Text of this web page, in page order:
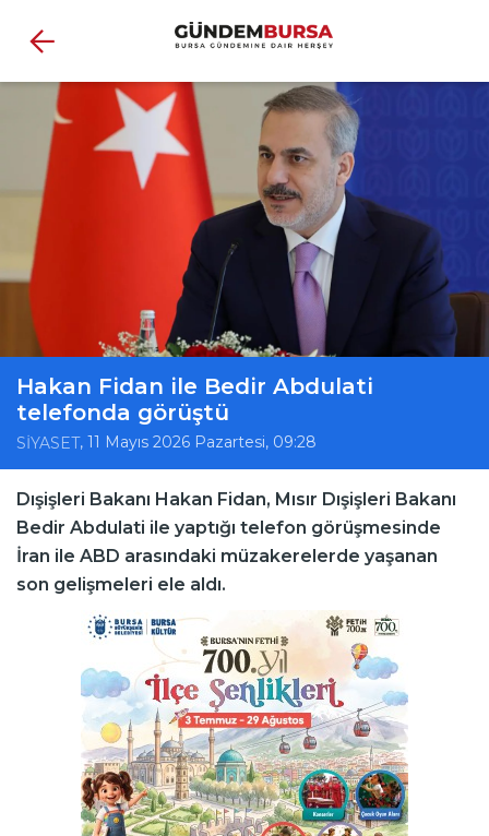
Hakan Fidan ile Bedir Abdulati
telefonda görüştü
SİYASET, 11 Mayıs 2026 Pazartesi, 09:28
Dışişleri Bakanı Hakan Fidan, Mısır Dışişleri Bakanı
Bedir Abdulati ile yaptığı telefon görüşmesinde
İran ile ABD arasındaki müzakerelerde yaşanan
son gelişmeleri ele aldı.